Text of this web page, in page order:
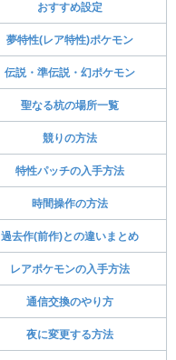
おすすめ設定
夢特性(レア特性)ポケモン
伝説・準伝説・幻ポケモン
聖なる杭の場所一覧
競りの方法
特性パッチの入手方法
時間操作の方法
過去作(前作)との違いまとめ
レアポケモンの入手方法
通信交換のやり方
夜に変更する方法